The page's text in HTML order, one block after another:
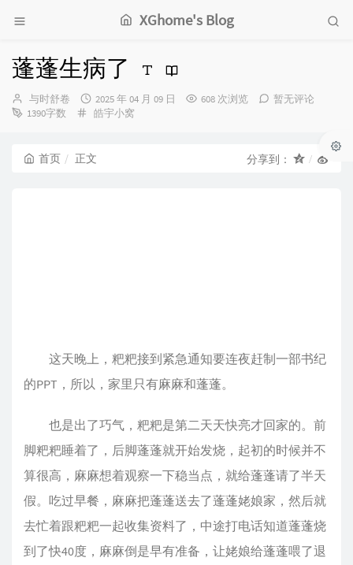
XGhome's Blog
蓬蓬生病了
博
主：
与时舒卷
发
布
2025 年 04 月 09 日 608 次浏览
暂无评论
1390字数
分
皓宇小窝
首页 正文 分享到：
这天晚上，粑粑接到紧急通知要连夜赶制一部书纪
的PPT，所以，家里只有麻麻和蓬蓬。
也是出了巧气，粑粑是第二天天快亮才回家的。前
脚粑粑睡着了，后脚蓬蓬就开始发烧，起初的时候并不
算很高，麻麻想着观察一下稳当点，就给蓬蓬请了半天
假。吃过早餐，麻麻把蓬蓬送去了蓬蓬姥娘家，然后就
去忙着跟粑粑一起收集资料了，中途打电话知道蓬蓬烧
到了快40度，麻麻倒是早有准备，让姥娘给蓬蓬喂了退